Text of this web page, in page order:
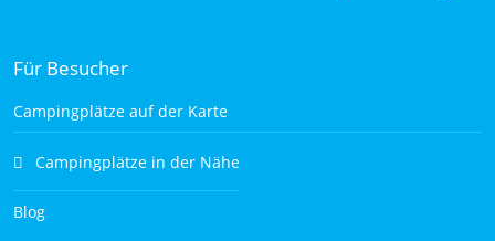
Für Besucher
Campingplätze auf der Karte
Campingplätze in der Nähe
Blog